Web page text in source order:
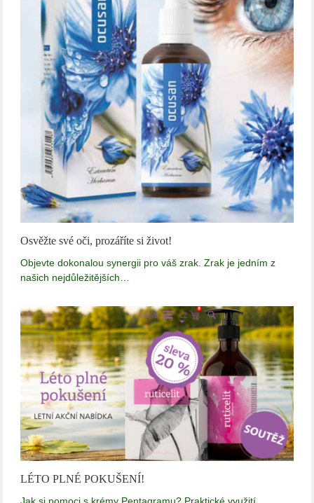
Osvěžte své oči, prozáříte si život!
Objevte dokonalou synergii pro váš zrak. Zrak je jedním z
našich nejdůležitějších…
LÉTO PLNÉ POKUŠENÍ!